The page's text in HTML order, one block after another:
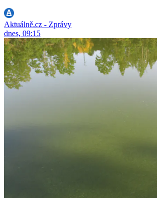
Aktuálně.cz - Zprávy
dnes, 09:15